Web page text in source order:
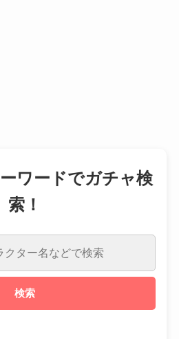
ワードでガチャ検
索！
検索